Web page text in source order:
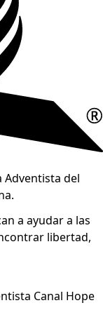
Adventista del
a ayudar a las
libertad,
Canal Hope